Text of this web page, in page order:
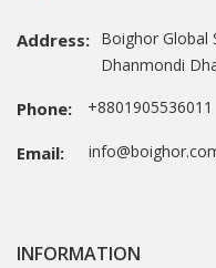
Address: Boighor Global
Dhanmondi
Phone: +8801905536011
Email:
INFORMATION